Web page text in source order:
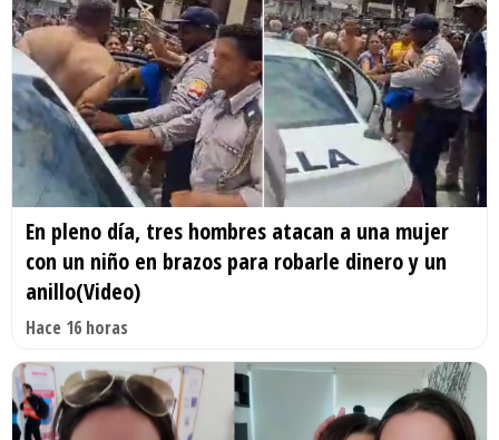
En pleno día, tres hombres atacan a una mujer
con un niño en brazos para robarle dinero y un
anillo(Video)
Hace 16 horas